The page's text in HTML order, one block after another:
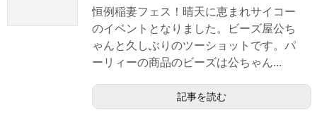
恒例稲妻フェス！晴天に恵まれサイコー
のイベントとなりました。ビーズ屋公ち
ゃんと久しぶりのツーショットです。パ
ーリィーの商品のビーズは公ちゃん...
記事を読む